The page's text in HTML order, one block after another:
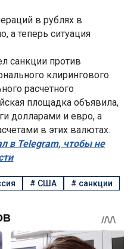
в рублях в
а теперь ситуация
санкции против
клирингового
расчетного
площадка объявила,
долларами и евро, а
в этих валютах.
в Telegram, чтобы не
# США # санкции